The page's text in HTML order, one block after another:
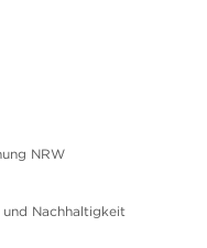
NRW
Nachhaltigkeit